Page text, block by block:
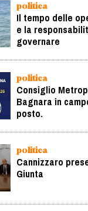
politica
Il tempo delle
e la
governare
politica
Consiglio
Bagnara in
posto.
politica
Cannizzaro
Giunta